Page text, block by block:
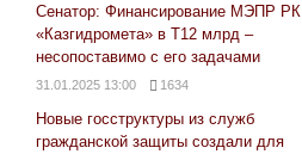
Сенатор: Финансирование МЭПР РК
«Казгидромета» в Т12 млрд –
несопоставимо с его задачами
31.01.2025 13:00 1634
Новые госструктуры из служб
гражданской защиты создали для